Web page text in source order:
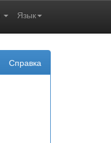
Язык
Справка